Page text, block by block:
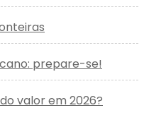
prepare-se!
valor em 2026?